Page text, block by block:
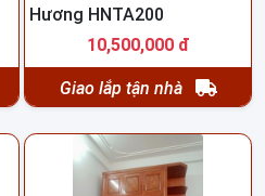
Hương HNTA200
10,500,000 đ
Giao lắp tận nhà